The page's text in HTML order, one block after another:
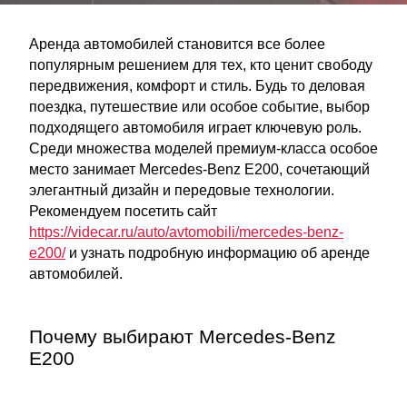
Аренда автомобилей становится все более
популярным решением для тех, кто ценит свободу
передвижения, комфорт и стиль. Будь то деловая
поездка, путешествие или особое событие, выбор
подходящего автомобиля играет ключевую роль.
Среди множества моделей премиум-класса особое
место занимает Mercedes-Benz E200, сочетающий
элегантный дизайн и передовые технологии.
Рекомендуем посетить сайт
https://videcar.ru/auto/avtomobili/mercedes-benz-
e200/и узнать подробную информацию об аренде
автомобилей.
Почему выбирают Mercedes-Benz
E200
Контакт»